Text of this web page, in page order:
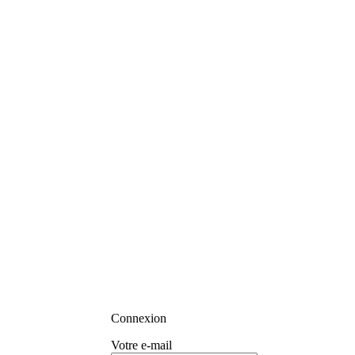
Connexion
Votre e-mail